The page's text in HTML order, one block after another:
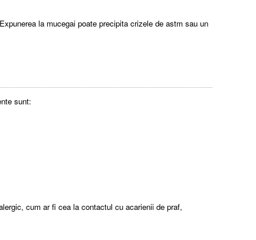
la mucegai poate precipita crizele de astm sau un
sunt:
cum ar fi cea la contactul cu acarienii de praf,